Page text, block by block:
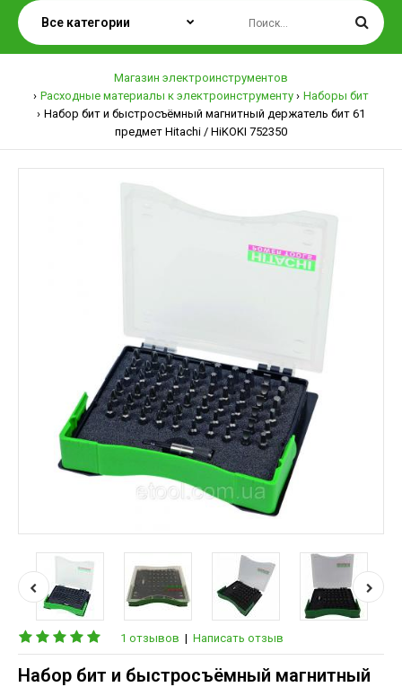
Магазин электроинструментов
Расходные материалы к электроинструменту
Наборы бит
Набор бит и быстросъёмный магнитный держатель бит 61
предмет Hitachi / HiKOKI 752350
1 отзывов | Написать отзыв
Набор бит и быстросъёмный магнитный